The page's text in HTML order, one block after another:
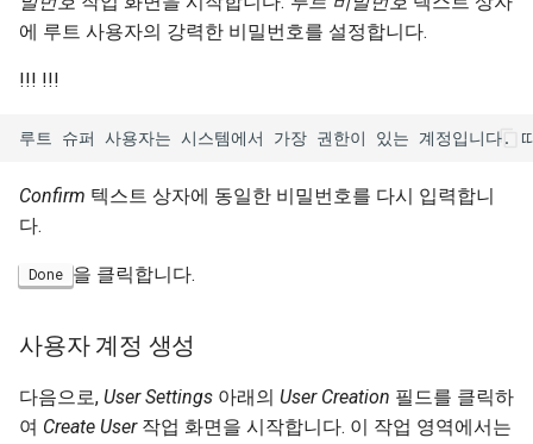
에 루트 사용자의 강력한 비밀번호를 설정합니다.
!!! !!!
Confirm 텍스트 상자에 동일한 비밀번호를 다시 입력합니
다.
Done 을 클릭합니다.
사용자 계정 생성
다음으로, User Settings 아래의 User Creation 필드를 클릭하
여 Create User작업 화면을 시작합니다. 이 작업 영역에서는